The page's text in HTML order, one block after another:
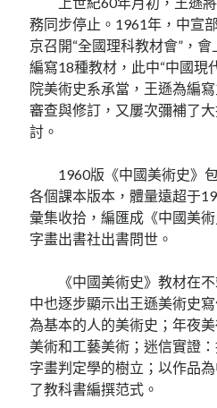
務同步停止。1961年，中宣
京召開“全國理科教材會”，
編寫18種教材，此中“中國現
院美術史系承當，王遜為編
審查與修訂，又屢次彌補了
討。
1960版《中國美術史》
各個課本版本，體量遠超于
彙集收拾，編匯成《中國美
字畫出書社出書問世。
《中國美術史》教材在
中也逐步顯示出王遜美術史
為基本的人的美術史；年夜
美術和工藝美術；迷信實證
字畫判定學的樹立；以作品
了教科書編撰范式。